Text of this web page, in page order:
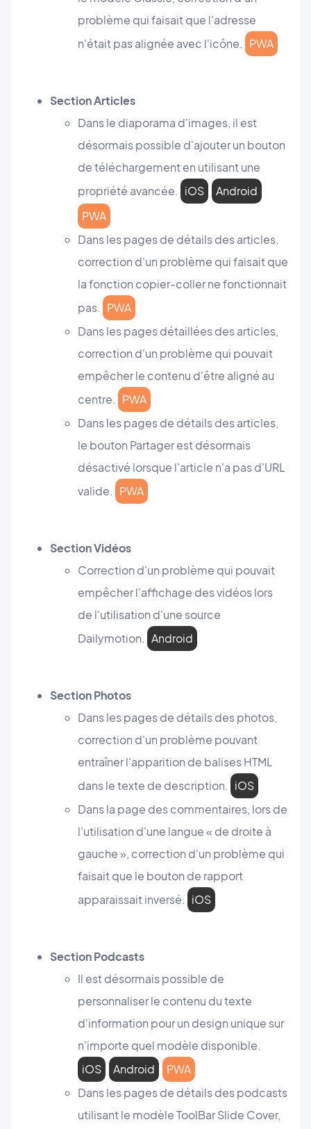
problème qui faisait que l'adresse
n'était pas alignée avec l'icône. PWA
Section Articles
Dans le diaporama d'images, il est
désormais possible d'ajouter un bouton
de téléchargement en utilisant une
propriété avancée. iOS
Android
PWA
Dans les pages de détails des articles,
correction d'un problème qui faisait que
la fonction copier-coller ne fonctionnait
pas. PWA
Dans les pages détaillées des articles,
correction d'un problème qui pouvait
empêcher le contenu d'être aligné au
centre. PWA
Dans les pages de détails des articles,
le bouton Partager est désormais
désactivé lorsque l'article n'a pas d'URL
valide. PWA
Section Vidéos
Correction d'un problème qui pouvait
empêcher l'affichage des vidéos lors
de l'utilisation d'une source
Dailymotion. Android
Section Photos
Dans les pages de détails des photos,
correction d'un problème pouvant
entraîner l'apparition de balises HTML
dans le texte de description. iOS
Dans la page des commentaires, lors de
l'utilisation d'une langue « de droite à
gauche », correction d'un problème qui
faisait que le bouton de rapport
apparaissait inversé. iOS
Section Podcasts
Il est désormais possible de
personnaliser le contenu du texte
d'information pour un design unique sur
n'importe quel modèle disponible.
iOS
Android
PWA
Dans les pages de détails des podcasts
utilisant le modèle ToolBar Slide Cover,